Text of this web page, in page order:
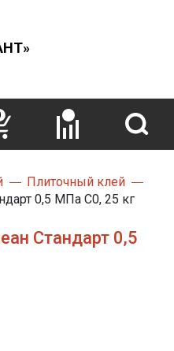
Плиточный клей
0,5 МПа С0, 25 кг
Стандарт 0,5